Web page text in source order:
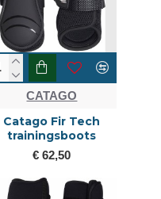
CATAGO
Catago Fir Tech
trainingsboots
€ 62,50